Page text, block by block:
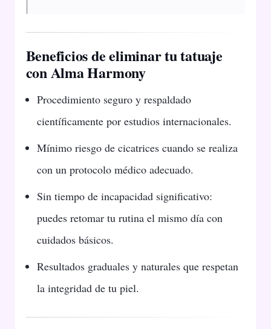
Beneficios de eliminar tu tatuaje
con Alma Harmony
Procedimiento seguro y respaldado
científicamente por estudios internacionales.
Mínimo riesgo de cicatrices cuando se realiza
con un protocolo médico adecuado.
Sin tiempo de incapacidad significativo:
puedes retomar tu rutina el mismo día con
cuidados básicos.
Resultados graduales y naturales que respetan
la integridad de tu piel.